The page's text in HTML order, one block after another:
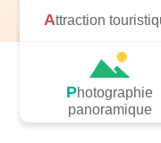
Attraction
Photographie
panoramique